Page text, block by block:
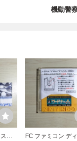
機動警
ク
FC ファミコン デ